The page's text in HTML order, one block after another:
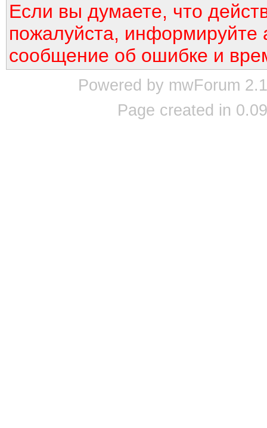
Если вы думаете, что
пожалуйста, информируйте
сообщение об ошибке и
Powered by mwForum
Page created in